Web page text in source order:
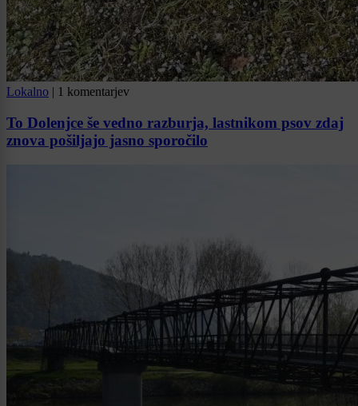
Lokalno | 1 komentarjev
To Dolenjce še vedno razburja, lastnikom psov zdaj
znova pošiljajo jasno sporočilo